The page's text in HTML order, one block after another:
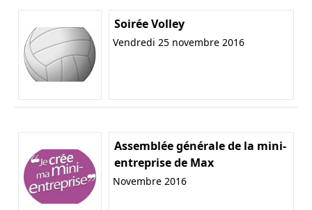
Soirée Volley
Vendredi 25 novembre 2016
Assemblée générale de la mini-
entreprise de Max
Novembre 2016